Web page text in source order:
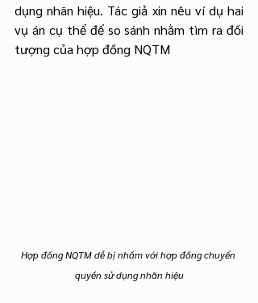
dụng nhãn hiệu. Tác giả xin nêu ví dụ hai
vụ án cụ thể để so sánh nhằm tìm ra đối
tượng của hợp đồng NQTM
Hợp đồng NQTM dễ bị nhầm với hợp đồng chuyển
quyền sử dụng nhãn hiệu